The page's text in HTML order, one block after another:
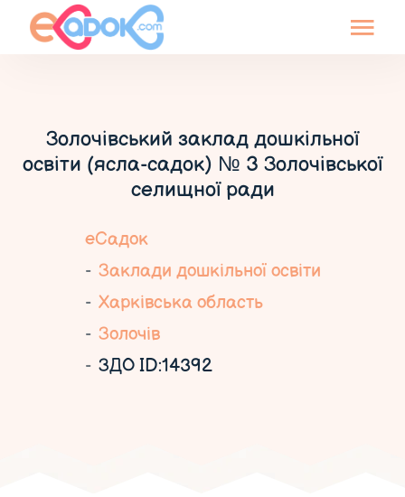
Золочівський заклад дошкільної
освіти (ясла-садок) № 3 Золочівської
селищної ради
еСадок
Заклади дошкільної освіти
Харківська область
Золочів
ЗДО ID:14392